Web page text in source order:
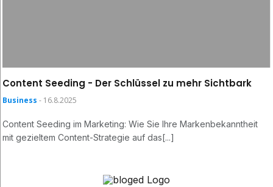
Content Seeding - Der Schlüssel zu mehr Sichtbark
Business - 16.8.2025
Content Seeding im Marketing: Wie Sie Ihre Markenbekanntheit
mit gezieltem Content-Strategie auf das[...]